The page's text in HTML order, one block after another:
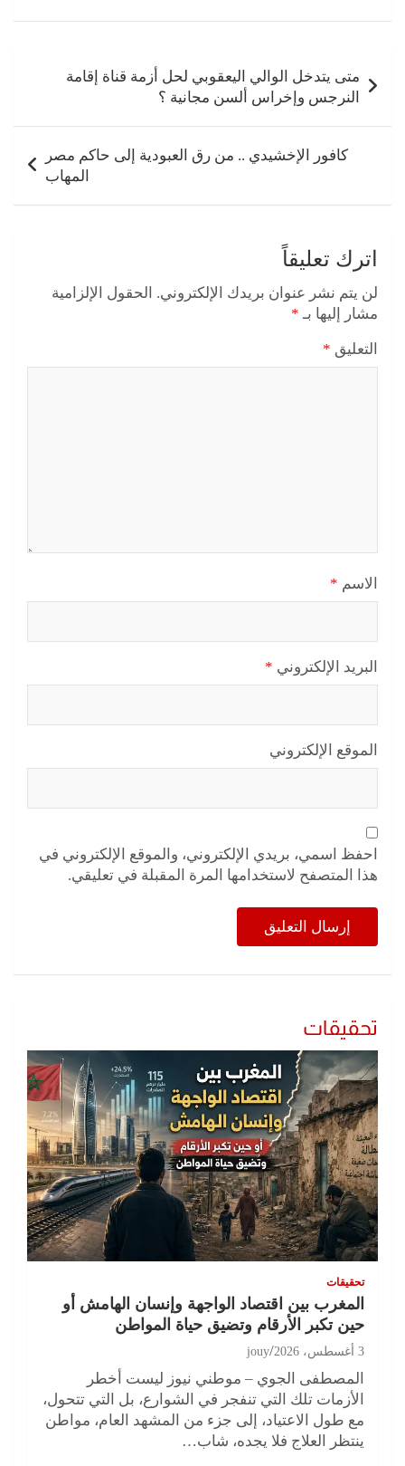
المقالاتمتى يتدخل الوالي اليعقوبي لحل أزمة قناة إقامة
النرجس وإخراس ألسن مجانية ؟
كافور اﻹخشيدي .. من رق العبودية إلى حاكم مصر
المهاب
اترك تعليقاً
لن يتم نشر عنوان بريدك الإلكتروني. الحقول الإلزامية
مشار إليها بـ *
التعليق *
الاسم *
البريد الإلكتروني *
الموقع الإلكتروني
احفظ اسمي، بريدي الإلكتروني، والموقع الإلكتروني في
هذا المتصفح لاستخدامها المرة المقبلة في تعليقي.
تحقيقات
تحقيقات
المغرب بين اقتصاد الواجهة وإنسان الهامش أو
حين تكبر الأرقام وتضيق حياة المواطن
3 أغسطس، 2026 jouy
المصطفى الجوي – موطني نيوز ليست أخطر
الأزمات تلك التي تنفجر في الشوارع، بل التي تتحول،
مع طول الاعتياد، إلى جزء من المشهد العام، مواطن
ينتظر العلاج فلا يجده، شاب…